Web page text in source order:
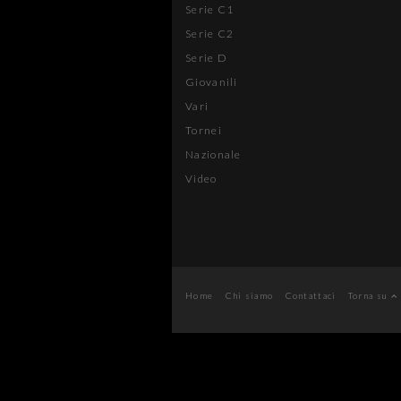
Serie C1
Serie C2
Serie D
Giovanili
Vari
Tornei
Nazionale
Video
Home Chi siamo Contattaci Torna su